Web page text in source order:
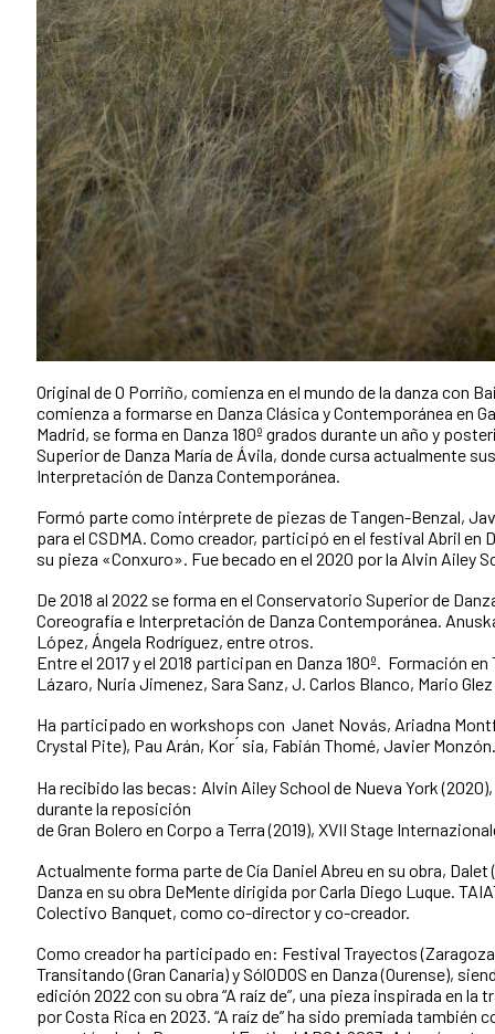
Original de O Porriño, comienza en el mundo de la danza con
comienza a formarse en Danza Clásica y Contemporánea en
Madrid, se forma en Danza 180º grados durante un año y
Superior de Danza María de Ávila, donde cursa actualmente
Interpretación de Danza Contemporánea.
Formó parte como intérprete de piezas de Tangen-Benzal,
para el CSDMA. Como creador, participó en el festival Abril en
su pieza «Conxuro». Fue becado en el 2020 por la Alvin Ailey
De 2018 al 2022 se forma en el Conservatorio Superior de
Coreografía e Interpretación de Danza Contemporánea.
López, Ángela Rodríguez, entre otros.
Entre el 2017 y el 2018 participan en Danza 180º. Formación
Lázaro, Nuria Jimenez, Sara Sanz, J. Carlos Blanco, Mario
Ha participado en workshops con Janet Novás, Ariadna
Crystal Pite), Pau Arán, Kor ́ sia, Fabián Thomé, Javier Monzón.
Ha recibido las becas: Alvin Ailey School de Nueva York
durante la reposición
de Gran Bolero en Corpo a Terra (2019), XVII Stage
Actualmente forma parte de Cía Daniel Abreu en su obra, Dalet
Danza en su obra DeMente dirigida por Carla Diego Luque.
Colectivo Banquet, como co-director y co-creador.
Como creador ha participado en: Festival Trayectos
Transitando (Gran Canaria) y SólODOS en Danza (Ourense),
edición 2022 con su obra “A raíz de”, una pieza inspirada en la
por Costa Rica en 2023. “A raíz de” ha sido premiada también